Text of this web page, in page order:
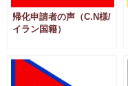
帰化申請者の声（C.N様/
イラン国籍）